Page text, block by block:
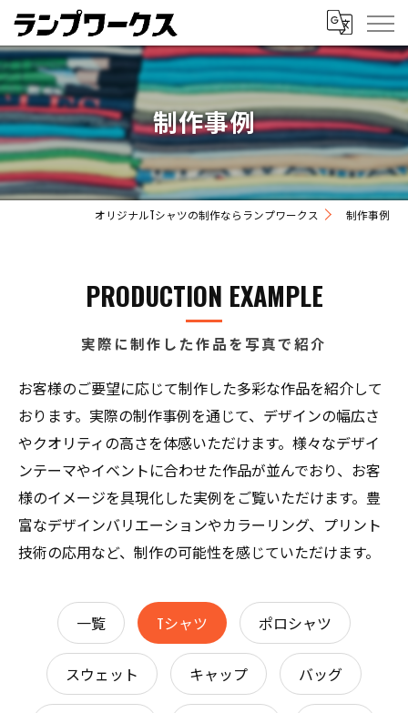
制作事例
オリジナルTシャツの制作ならランプワークス 制作事例
PRODUCTION EXAMPLE
実際に制作した作品を写真で紹介
お客様のご要望に応じて制作した多彩な作品を紹介して
おります。実際の制作事例を通じて、デザインの幅広さ
やクオリティの高さを体感いただけます。様々なデザイ
ンテーマやイベントに合わせた作品が並んでおり、お客
様のイメージを具現化した実例をご覧いただけます。豊
富なデザインバリエーションやカラーリング、プリント
技術の応用など、制作の可能性を感じていただけます。
一覧 Tシャツ ポロシャツ
スウェット キャップ バッグ